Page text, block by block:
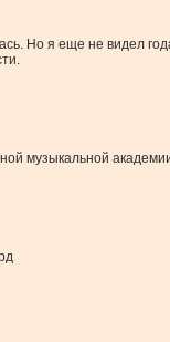
Но я еще не видел
музыкальной